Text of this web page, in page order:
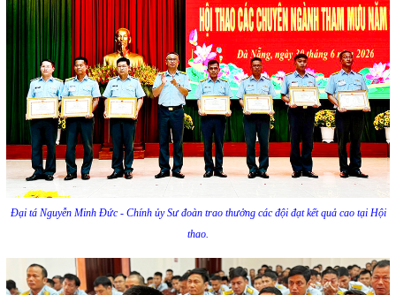
Đại tá Nguyễn Minh Đức - Chính ủy Sư đoàn trao thưởng các đội đạt kết quả cao tại Hội
thao.